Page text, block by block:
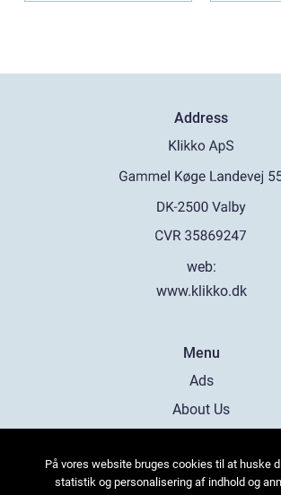
Address
web:
www.klikko.dk
Menu
Ads
About Us
Contact
På vores website bruges cookies til at huske
statistik og personalisering af indhold og